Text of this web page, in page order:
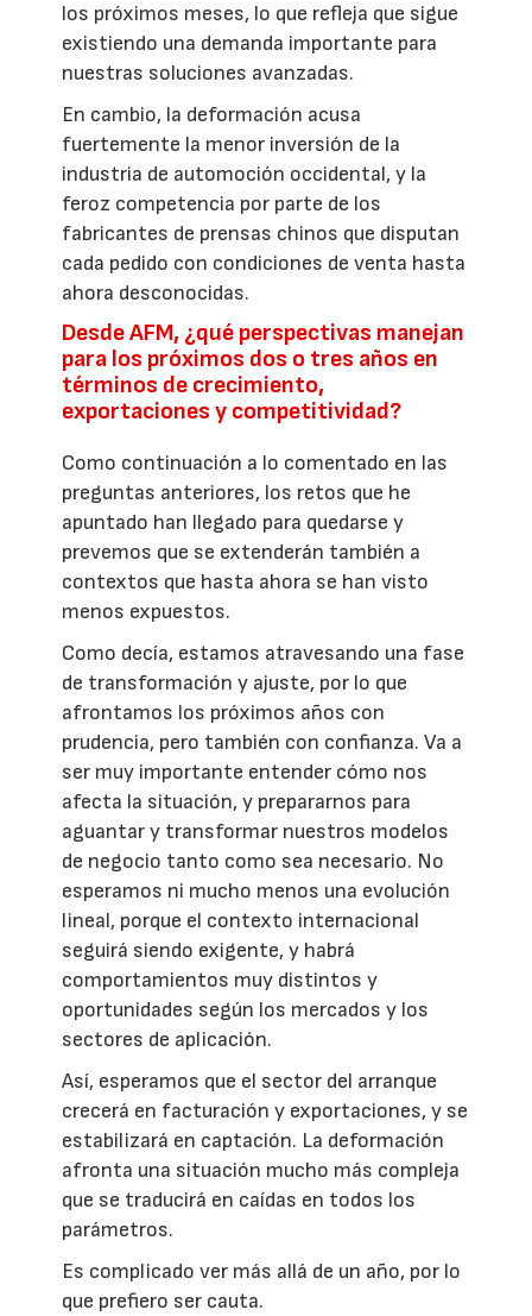
los próximos meses, lo que refleja que sigue
existiendo una demanda importante para
nuestras soluciones avanzadas.
En cambio, la deformación acusa
fuertemente la menor inversión de la
industria de automoción occidental, y la
feroz competencia por parte de los
fabricantes de prensas chinos que disputan
cada pedido con condiciones de venta hasta
ahora desconocidas.
Desde AFM, ¿qué perspectivas manejan
para los próximos dos o tres años en
términos de crecimiento,
exportaciones y competitividad?
Como continuación a lo comentado en las
preguntas anteriores, los retos que he
apuntado han llegado para quedarse y
prevemos que se extenderán también a
contextos que hasta ahora se han visto
menos expuestos.
Como decía, estamos atravesando una fase
de transformación y ajuste, por lo que
afrontamos los próximos años con
prudencia, pero también con confianza. Va a
ser muy importante entender cómo nos
afecta la situación, y prepararnos para
aguantar y transformar nuestros modelos
de negocio tanto como sea necesario. No
esperamos ni mucho menos una evolución
lineal, porque el contexto internacional
seguirá siendo exigente, y habrá
comportamientos muy distintos y
oportunidades según los mercados y los
sectores de aplicación.
Así, esperamos que el sector del arranque
crecerá en facturación y exportaciones, y se
estabilizará en captación. La deformación
afronta una situación mucho más compleja
que se traducirá en caídas en todos los
parámetros.
Es complicado ver más allá de un año, por lo
que prefiero ser cauta.